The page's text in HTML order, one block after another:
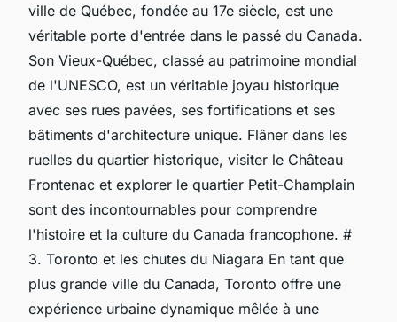
ville de Québec, fondée au 17e siècle, est une
véritable porte d'entrée dans le passé du Canada.
Son Vieux-Québec, classé au patrimoine mondial
de l'UNESCO, est un véritable joyau historique
avec ses rues pavées, ses fortifications et ses
bâtiments d'architecture unique. Flâner dans les
ruelles du quartier historique, visiter le Château
Frontenac et explorer le quartier Petit-Champlain
sont des incontournables pour comprendre
l'histoire et la culture du Canada francophone. #
3. Toronto et les chutes du Niagara En tant que
plus grande ville du Canada, Toronto offre une
expérience urbaine dynamique mêlée à une